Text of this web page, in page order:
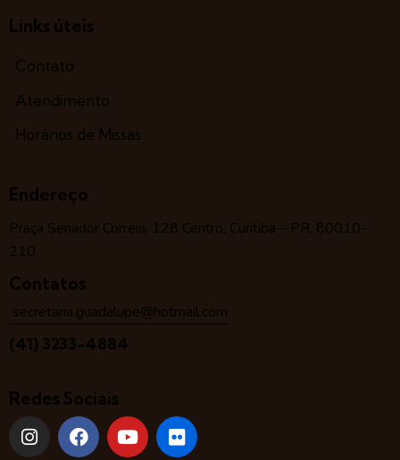
Links úteis
Contato
Atendimento
Horários de Missas
Endereço
Praça Senador Correia, 128 Centro, Curitiba – PR, 80010-
210
Contatos
secretaria.guadalupe@hotmail.com
(41) 3233-4884
Redes Sociais